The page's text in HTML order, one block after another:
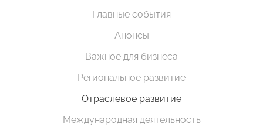
Главные события
Анонсы
Важное для бизнеса
Региональное развитие
Отраслевое развитие
Международная деятельность